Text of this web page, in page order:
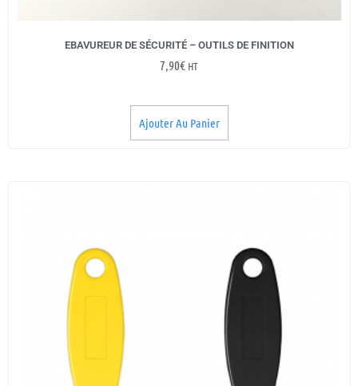
EBAVUREUR DE SÉCURITÉ – OUTILS DE FINITION
7,90€ HT
Ajouter Au Panier